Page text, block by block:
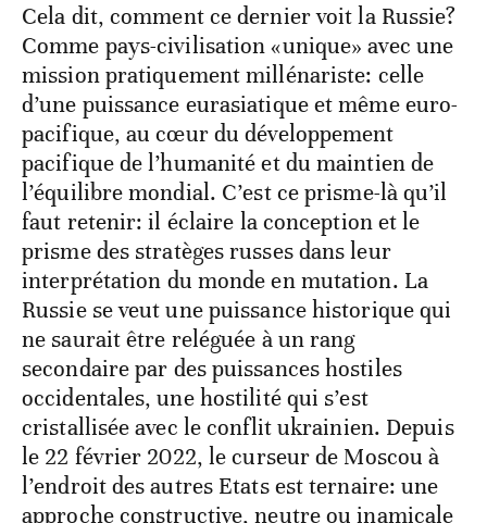
Cela dit, comment ce dernier voit la Russie?
Comme pays-civilisation «unique» avec une
mission pratiquement millénariste: celle
d’une puissance eurasiatique et même euro-
pacifique, au cœur du développement
pacifique de l’humanité et du maintien de
l’équilibre mondial. C’est ce prisme-là qu’il
faut retenir: il éclaire la conception et le
prisme des stratèges russes dans leur
interprétation du monde en mutation. La
Russie se veut une puissance historique qui
ne saurait être reléguée à un rang
secondaire par des puissances hostiles
occidentales, une hostilité qui s’est
cristallisée avec le conflit ukrainien. Depuis
le 22 février 2022, le curseur de Moscou à
l’endroit des autres Etats est ternaire: une
approche constructive, neutre ou inamicale